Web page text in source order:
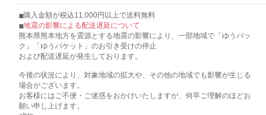
購入金額が税込11,000円以上で送料無料
地震の影響による配送遅延について
熊本県熊本地方を震源とする地震の影響により、一部地域で「ゆうパッ
ク」「ゆうパケット」のお引き受けの停止
および配送遅延が発生しております。
今後の状況により、対象地域の拡大や、その他の地域でも影響が生じる
場合がございます。
お客様にはご不便・ご迷惑をおかけいたしますが、何卒ご理解のほどお
願い申し上げます。